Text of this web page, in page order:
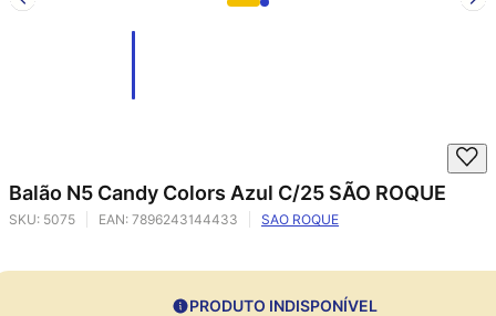
Balão N5 Candy Colors Azul C/25 SÃO ROQUE
SKU: 5075 EAN: 7896243144433 SAO ROQUE
PRODUTO INDISPONÍVEL